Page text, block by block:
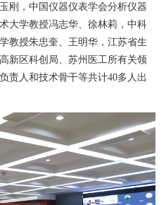
刚，中国仪器仪表学会分析仪器
大学教授冯志华、徐林莉，中科
教授朱忠奎、王明华，江苏省生
新区科创局、苏州医工所有关领
责人和技术骨干等共计40多人出